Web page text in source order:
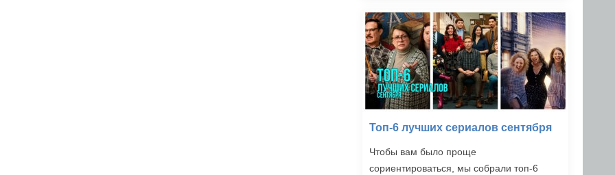
Топ-6 лучших сериалов сентября
Чтобы вам было проще
сориентироваться, мы собрали топ-6